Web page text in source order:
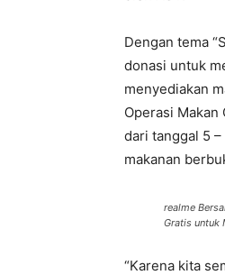
Dengan tema
donasi untuk
menyediakan
Operasi Makan
dari tanggal 5
makanan
realme
Gratis untuk
“Karena kita